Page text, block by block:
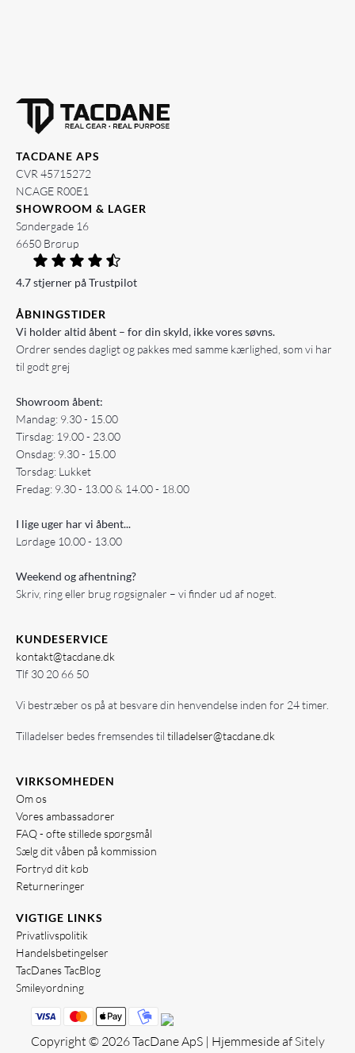
TACDANE APS
CVR 45715272
NCAGE R00E1
SHOWROOM & LAGER
Søndergade 16
6650 Brørup
4.7 stjerner på Trustpilot
ÅBNINGSTIDER
Vi holder altid åbent – for din skyld, ikke vores søvns.
Ordrer sendes dagligt og pakkes med samme kærlighed, som vi har
til godt grej
Showroom åbent:
Mandag: 9.30 - 15.00
Tirsdag: 19.00 - 23.00
Onsdag: 9.30 - 15.00
Torsdag: Lukket
Fredag: 9.30 - 13.00 & 14.00 - 18.00
I lige uger har vi åbent...
Lørdage 10.00 - 13.00
Weekend og afhentning?
Skriv, ring eller brug røgsignaler – vi finder ud af noget.
KUNDESERVICE
kontakt@tacdane.dk
Tlf 30 20 66 50
Vi bestræber os på at besvare din henvendelse inden for 24 timer.
Tilladelser bedes fremsendes til tilladelser@tacdane.dk
VIRKSOMHEDEN
Om os
Vores ambassadører
FAQ - ofte stillede spørgsmål
Sælg dit våben på kommission
Fortryd dit køb
Returneringer
VIGTIGE LINKS
Privatlivspolitik
Handelsbetingelser
TacDanes TacBlog
Smileyordning
Copyright © 2026 TacDane ApS | Hjemmeside af Sitely